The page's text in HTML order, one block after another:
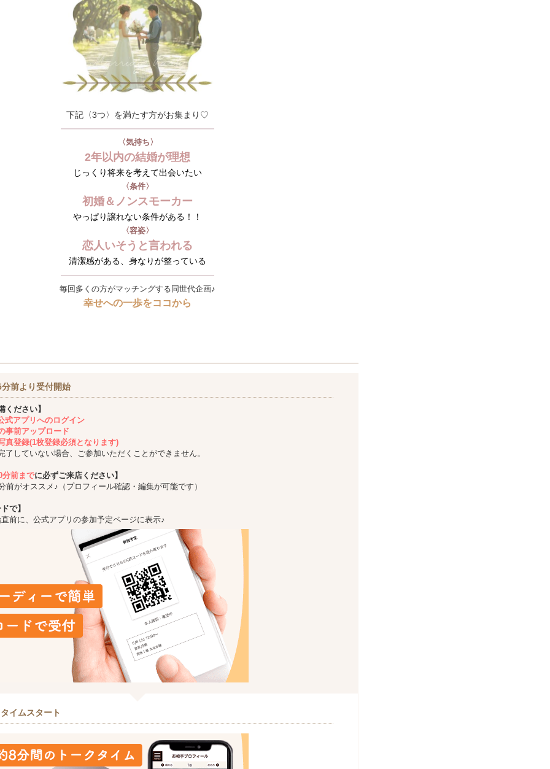
下記〈3つ〉を満たす方がお集まり♡
〈気持ち〉
2年以内の結婚が理想
じっくり将来を考えて出会いたい
〈条件〉
初婚＆ノンスモーカー
やっぱり譲れない条件がある！！
〈容姿〉
恋人いそうと言われる
清潔感がある、身なりが整っている
毎回多くの方がマッチングする同世代企画♪
幸せへの一歩をココから
前より受付開始
ください】
アプリへのログイン
事前アップロード
真登録(1枚登録必須となります)
ていない場合、ご参加いただくことができません。
分前までに必ずご来店ください】
前がオススメ♪（プロフィール確認・編集が可能です）
で】
前に、公式アプリの参加予定ページに表示♪
イムスタート